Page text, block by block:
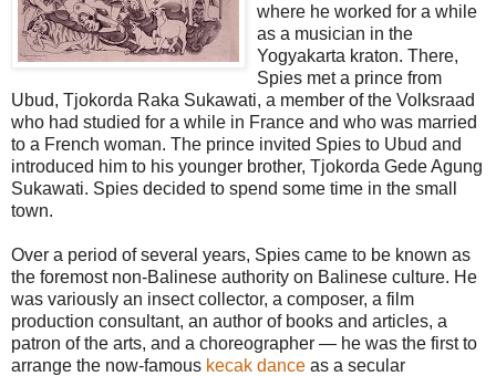
where he worked for a while
as a musician in the
Yogyakarta kraton. There,
Spies met a prince from
Ubud, Tjokorda Raka Sukawati, a member of the Volksraad
who had studied for a while in France and who was married
to a French woman. The prince invited Spies to Ubud and
introduced him to his younger brother, Tjokorda Gede Agung
Sukawati. Spies decided to spend some time in the small
town.
Over a period of several years, Spies came to be known as
the foremost non-Balinese authority on Balinese culture. He
was variously an insect collector, a composer, a film
production consultant, an author of books and articles, a
patron of the arts, and a choreographer — he was the first to
arrange the now-famous kecak dance as a secular